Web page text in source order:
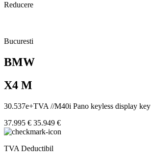
Reducere
Bucuresti
BMW
X4 M
30.537e+TVA //M40i Pano keyless display key
37.995 € 35.949 €
TVA Deductibil